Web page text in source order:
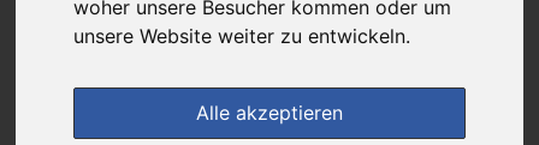
woher unsere Besucher kommen oder um
unsere Website weiter zu entwickeln.
Alle akzeptieren
klick.de
& inkl. MwSt.
Ersparnis:12%oder2,04 €